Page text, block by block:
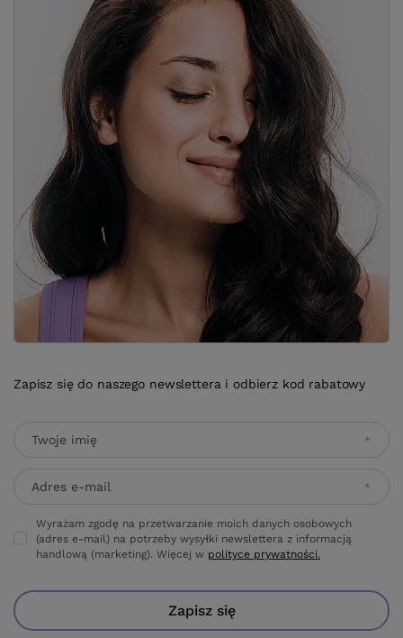
Zapisz się do naszego newslettera i odbierz kod rabatowy
Twoje imię
Adres e-mail
Wyrażam zgodę na przetwarzanie moich danych osobowych
(adres e-mail) na potrzeby wysyłki newslettera z informacją
handlową (marketing). Więcej w polityce prywatności.
Zapisz się